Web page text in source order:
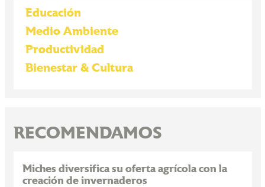
Educación
Medio Ambiente
Productividad
Bienestar & Cultura
RECOMENDAMOS
Miches diversifica su oferta agrícola con la
creación de invernaderos